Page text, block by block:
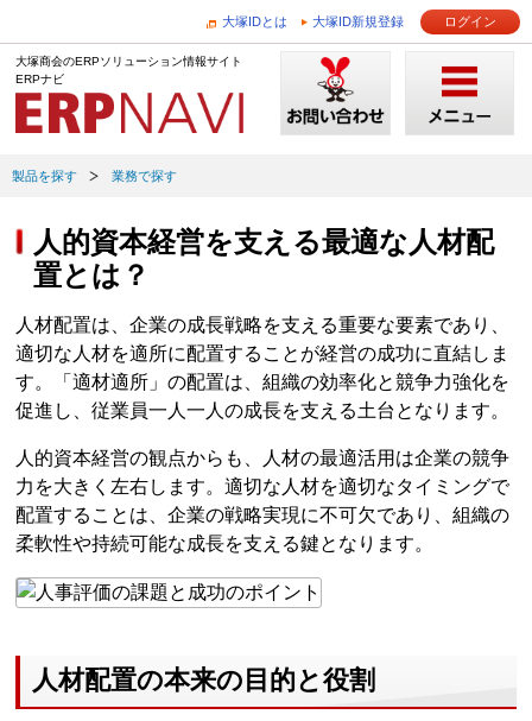
大塚IDとは 大塚ID新規登録 ログイン
大塚商会のERPソリューション情報サイト
ERPナビ
製品を探す 業務で探す
人的資本経営を支える最適な人材配
置とは？
人材配置は、企業の成長戦略を支える重要な要素であり、
適切な人材を適所に配置することが経営の成功に直結しま
す。「適材適所」の配置は、組織の効率化と競争力強化を
促進し、従業員一人一人の成長を支える土台となります。
人的資本経営の観点からも、人材の最適活用は企業の競争
力を大きく左右します。適切な人材を適切なタイミングで
配置することは、企業の戦略実現に不可欠であり、組織の
柔軟性や持続可能な成長を支える鍵となります。
人材配置の本来の目的と役割